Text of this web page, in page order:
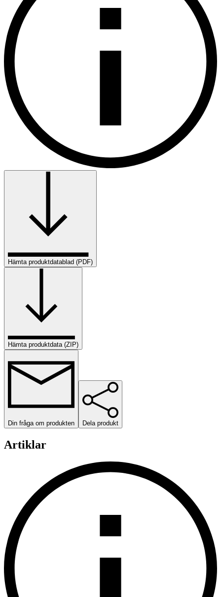
Hämta produktdatablad (PDF)
Hämta produktdata (ZIP)
Din fråga om produkten Dela produkt
Artiklar